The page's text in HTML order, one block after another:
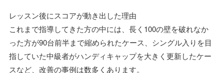
レッスン後にスコアが動き出した理由
これまで指導してきた方の中には、長く100の壁を破れなか
った方が90台前半まで縮められたケース、シングル入りを目
指していた中級者がハンディキャップを大きく更新したケー
スなど、改善の事例は数多くあります。